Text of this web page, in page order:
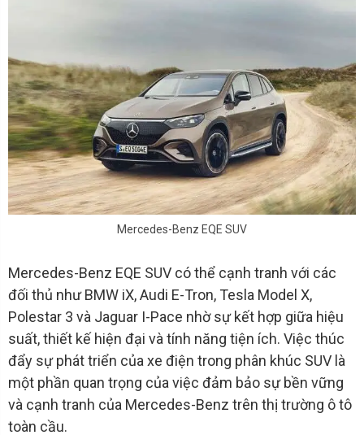
Mercedes-Benz EQE SUV
Mercedes-Benz EQE SUV có thể cạnh tranh với các
đối thủ như BMW iX, Audi E-Tron, Tesla Model X,
Polestar 3 và Jaguar I-Pace nhờ sự kết hợp giữa hiệu
suất, thiết kế hiện đại và tính năng tiện ích. Việc thúc
đẩy sự phát triển của xe điện trong phân khúc SUV là
một phần quan trọng của việc đảm bảo sự bền vững
và cạnh tranh của Mercedes-Benz trên thị trường ô tô
toàn cầu.